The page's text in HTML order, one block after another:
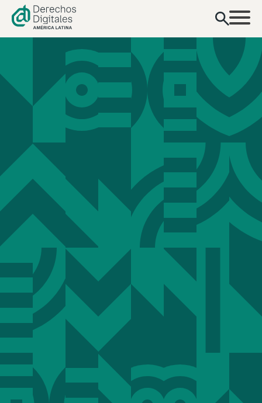
contenido